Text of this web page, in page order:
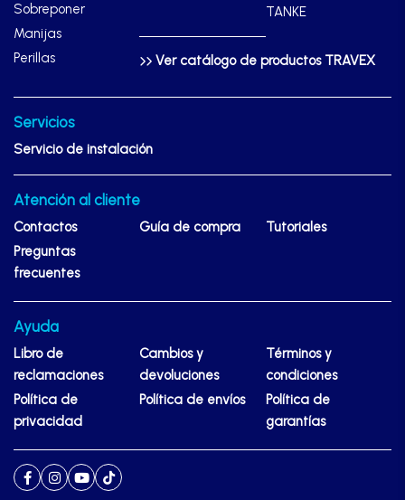
Sobreponer
Manijas
Perillas
TANKE
Ver catálogo de productos TRAVEX
Servicios
Servicio de instalación
Atención al cliente
Contactos Guía de compra
Tutoriales
Preguntas
frecuentes
Ayuda
Libro de
reclamaciones
Cambios y
devoluciones
Términos y
condiciones
Política de
privacidad
Política de envíos
Política de
garantías